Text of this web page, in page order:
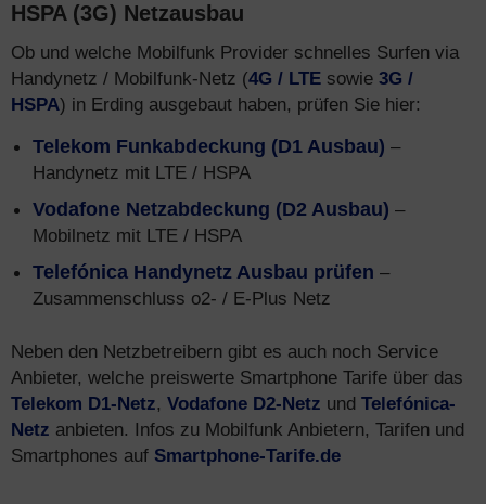
HSPA (3G) Netzausbau
Ob und welche Mobilfunk Provider schnelles Surfen via
Handynetz / Mobilfunk-Netz (4G / LTE sowie 3G /
HSPA) in Erding ausgebaut haben, prüfen Sie hier:
Telekom Funkabdeckung (D1 Ausbau) –
Handynetz mit LTE / HSPA
Vodafone Netzabdeckung (D2 Ausbau) –
Mobilnetz mit LTE / HSPA
Telefónica Handynetz Ausbau prüfen –
Zusammenschluss o2- / E-Plus Netz
Neben den Netzbetreibern gibt es auch noch Service
Anbieter, welche preiswerte Smartphone Tarife über das
Telekom D1-Netz, Vodafone D2-Netz und Telefónica-
Netz anbieten. Infos zu Mobilfunk Anbietern, Tarifen und
Smartphones auf Smartphone-Tarife.de